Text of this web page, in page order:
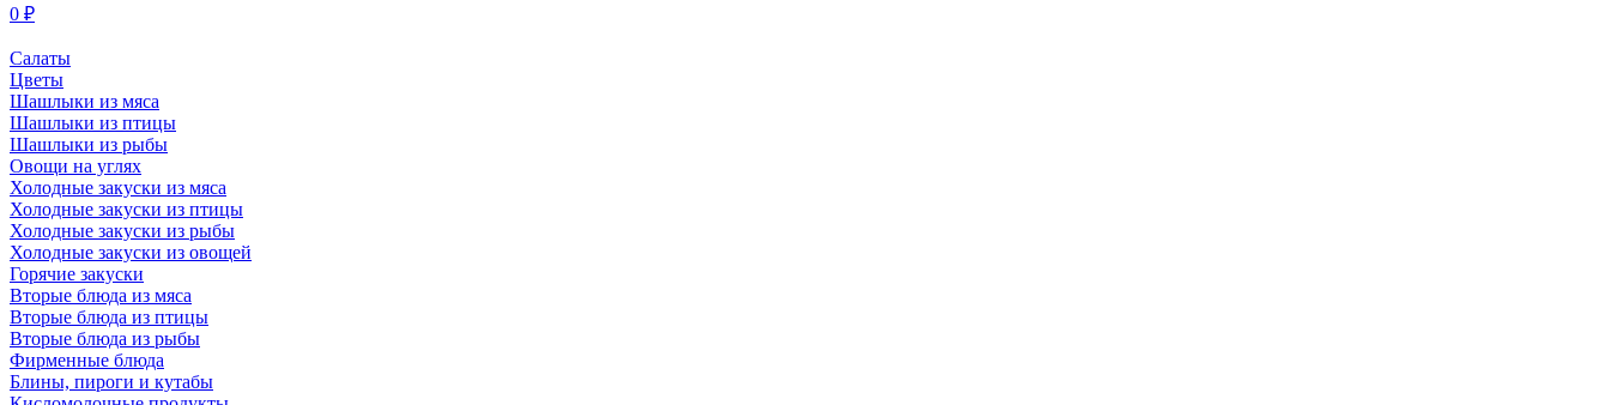
0 ₽
Салаты
Цветы
Шашлыки из мяса
Шашлыки из птицы
Шашлыки из рыбы
Овощи на углях
Холодные закуски из мяса
Холодные закуски из птицы
Холодные закуски из рыбы
Холодные закуски из овощей
Горячие закуски
Вторые блюда из мяса
Вторые блюда из птицы
Вторые блюда из рыбы
Фирменные блюда
Блины, пироги и кутабы